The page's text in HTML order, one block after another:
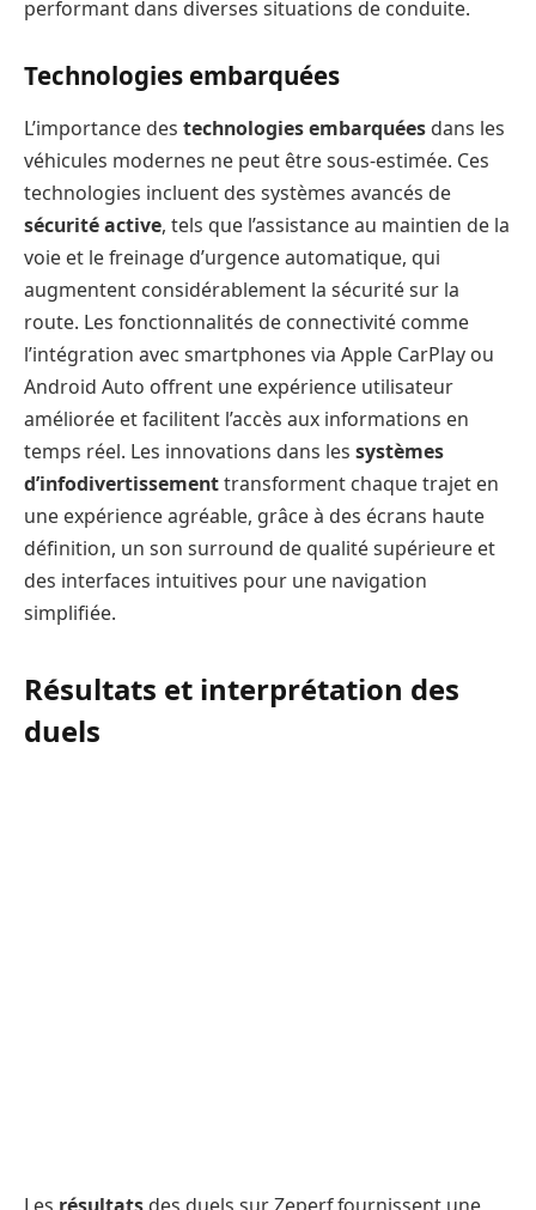
performant dans diverses situations de conduite.
Technologies embarquées
L’importance des technologies embarquées dans les
véhicules modernes ne peut être sous-estimée. Ces
technologies incluent des systèmes avancés de
sécurité active, tels que l’assistance au maintien de la
voie et le freinage d’urgence automatique, qui
augmentent considérablement la sécurité sur la
route. Les fonctionnalités de connectivité comme
l’intégration avec smartphones via Apple CarPlay ou
Android Auto offrent une expérience utilisateur
améliorée et facilitent l’accès aux informations en
temps réel. Les innovations dans les systèmes
d’infodivertissementtransforment chaque trajet en
une expérience agréable, grâce à des écrans haute
définition, un son surround de qualité supérieure et
des interfaces intuitives pour une navigation
simplifiée.
Résultats et interprétation des
duels
Les résultats des duels sur Zeperf fournissent une